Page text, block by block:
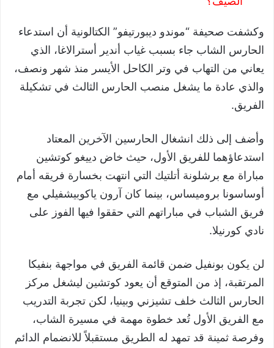
وكشفت صحيفة “موندو ديبورتيفو” الكتالونية أن استدعاء
الحارس الشاب جاء بسبب غياب أندير أسترالاغا، الذي
يعاني من التهاب في وتر الكاحل الأيسر منذ شهر ونصف،
والذي عادة ما يشغل منصب الحارس الثالث في تشكيلة
الفريق.
وأضف إلى ذلك انشغال الحارسين الآخرين المعتاد
استدعاؤهما للفريق الأول، حيث خاض دييغو كوتشين
مباراة مع برشلونة أتلتيك التي انتهت بخسارة فريقه أمام
أوساسونا بروميساس، بينما كان آرون ياكوبيشفيلي مع
فريق الشباب في مباراتهم التي حققوا فيها الفوز على
نادي كورنيلا.
لن يكون بونفيل ضمن قائمة الفريق في مواجهة بنفيكا
المرتقبة، إذ من المتوقع أن يعود كوتشين ليشغل مركز
الحارس الثالث خلف تشيزني وبينيا، لكن تجربة التدريب
مع الفريق الأول تُعد خطوة مهمة في مسيرة الشاب،
وفرصة ثمينة قد تمهد له الطريق مستقبلاً للانضمام الدائم